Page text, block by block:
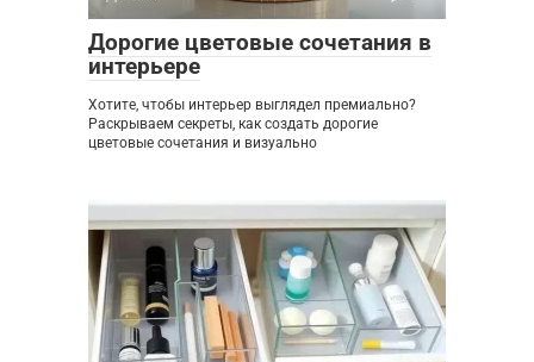
Дорогие цветовые сочетания в
интерьере
Хотите, чтобы интерьер выглядел премиально?
Раскрываем секреты, как создать дорогие
цветовые сочетания и визуально